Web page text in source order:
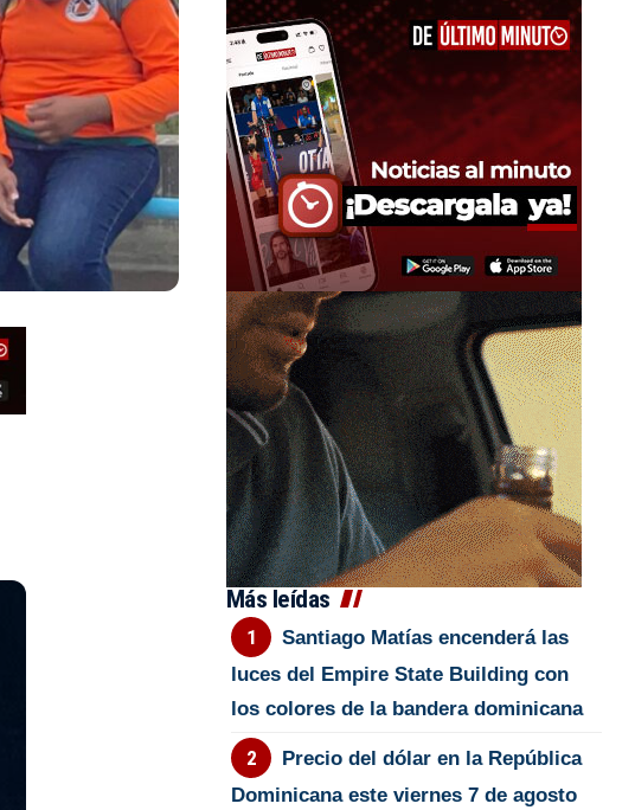
Más leídas
Santiago Matías encenderá las
luces del Empire State Building con
los colores de la bandera dominicana
Precio del dólar en la República
Dominicana este viernes 7 de agosto